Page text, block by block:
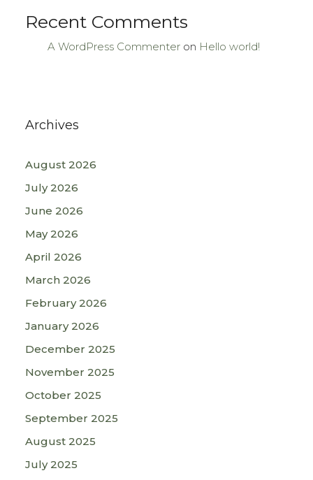
Recent Comments
A WordPress Commenter on Hello world!
Archives
August 2026
July 2026
June 2026
May 2026
April 2026
March 2026
February 2026
January 2026
December 2025
November 2025
October 2025
September 2025
August 2025
July 2025